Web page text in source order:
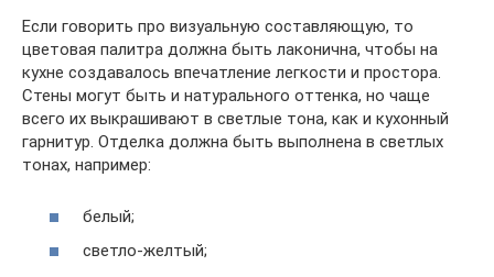
Если говорить про визуальную составляющую, то
цветовая палитра должна быть лаконична, чтобы на
кухне создавалось впечатление легкости и простора.
Стены могут быть и натурального оттенка, но чаще
всего их выкрашивают в светлые тона, как и кухонный
гарнитур. Отделка должна быть выполнена в светлых
тонах, например:
белый;
светло-желтый;